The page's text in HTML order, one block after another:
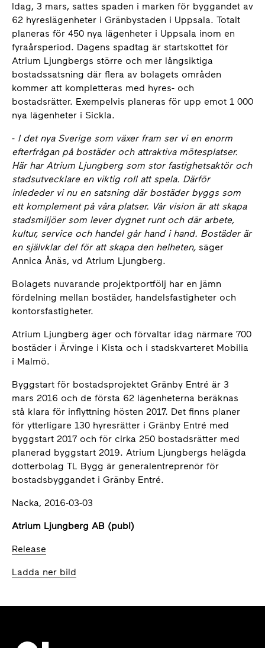
Idag, 3 mars, sattes spaden i marken för byggandet av
62 hyreslägenheter i Gränbystaden i Uppsala. Totalt
planeras för 450 nya lägenheter i Uppsala inom en
fyraårsperiod. Dagens spadtag är startskottet för
Atrium Ljungbergs större och mer långsiktiga
bostadssatsning där flera av bolagets områden
kommer att kompletteras med hyres- och
bostadsrätter. Exempelvis planeras för upp emot 1 000
nya lägenheter i Sickla.
- I det nya Sverige som växer fram ser vi en enorm
efterfrågan på bostäder och attraktiva mötesplatser.
Här har Atrium Ljungberg som stor fastighetsaktör och
stadsutvecklare en viktig roll att spela. Därför
inlededer vi nu en satsning där bostäder byggs som
ett komplement på våra platser. Vår vision är att skapa
stadsmiljöer som lever dygnet runt och där arbete,
kultur, service och handel går hand i hand. Bostäder är
en självklar del för att skapa den helheten, säger
Annica Ånäs, vd Atrium Ljungberg.
Bolagets nuvarande projektportfölj har en jämn
fördelning mellan bostäder, handelsfastigheter och
kontorsfastigheter.
Atrium Ljungberg äger och förvaltar idag närmare 700
bostäder i Ärvinge i Kista och i stadskvarteret Mobilia
i Malmö.
Byggstart för bostadsprojektet Gränby Entré är 3
mars 2016 och de första 62 lägenheterna beräknas
stå klara för inflyttning hösten 2017. Det finns planer
för ytterligare 130 hyresrätter i Gränby Entré med
byggstart 2017 och för cirka 250 bostadsrätter med
planerad byggstart 2019. Atrium Ljungbergs helägda
dotterbolag TL Bygg är generalentreprenör för
bostadsbyggandet i Gränby Entré.
Nacka, 2016-03-03
Atrium Ljungberg AB (publ)
Release
Ladda ner bild